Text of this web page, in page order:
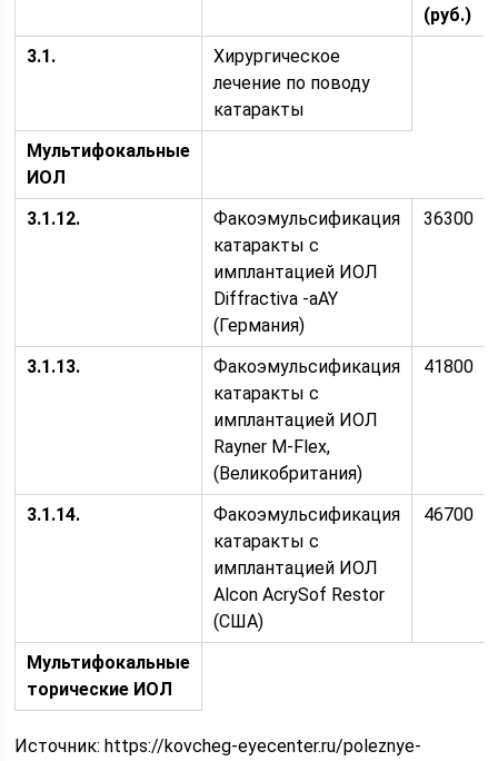
(руб.)
3.1.
Хирургическое
лечение по поводу
катаракты
Мультифокальные
ИОЛ
3.1.12.
Факоэмульсификация
катаракты с
имплантацией ИОЛ
Diffractiva -aAY
(Германия)
36300
3.1.13.
Факоэмульсификация
катаракты с
имплантацией ИОЛ
Rayner M-Flex,
(Великобритания)
41800
3.1.14.
Факоэмульсификация
катаракты с
имплантацией ИОЛ
Alcon AcrySof Restor
(США)
46700
Мультифокальные
торические ИОЛ
Источник:https://kovcheg-eyecenter.ru/poleznye-